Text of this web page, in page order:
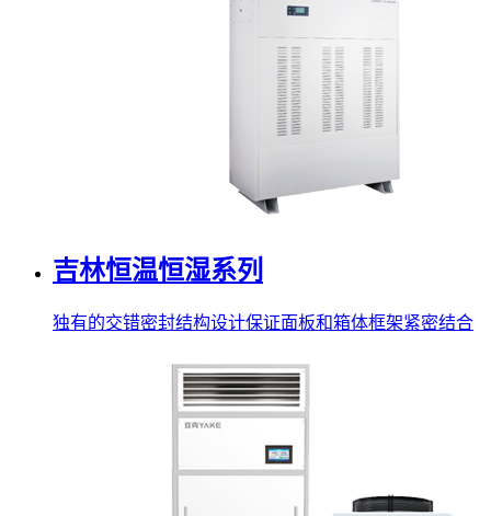
吉林恒温恒湿系列
独有的交错密封结构设计保证面板和箱体框架紧密结合